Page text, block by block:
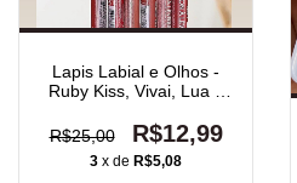
Lapis Labial e Olhos -
Ruby Kiss, Vivai, Lua e
R$25,00
R$12,99
3 x de R$5,08